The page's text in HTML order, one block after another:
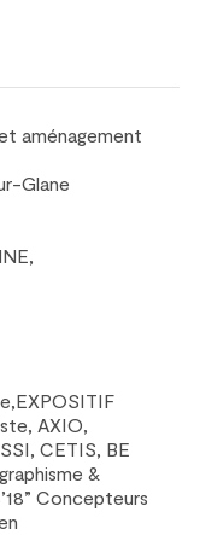
aménagement
Glane
AXIO,
CETIS, BE
&
Concepteurs